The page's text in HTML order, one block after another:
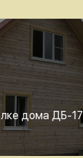
дома ДБ-17